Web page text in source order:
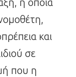
η οποία
και
σε
που η